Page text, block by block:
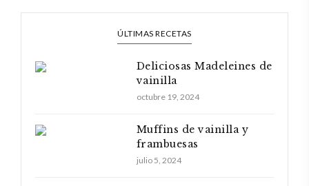
ÚLTIMAS RECETAS
Deliciosas Madeleines de
vainilla
octubre 19, 2024
Muffins de vainilla y
frambuesas
julio 5, 2024